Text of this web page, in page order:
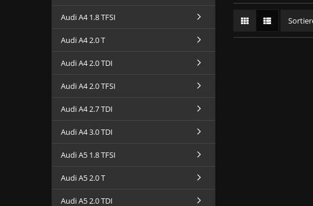
VinFast
Audi A4 1.8 TFSI
Audi A4 2.0 T
Audi A4 2.0 TDI
Audi A4 2.0 TFSI
Audi A4 2.7 TDI
Audi A4 3.0 TDI
Audi A5 1.8 TFSI
Audi A5 2.0 T
Audi A5 2.0 TDI